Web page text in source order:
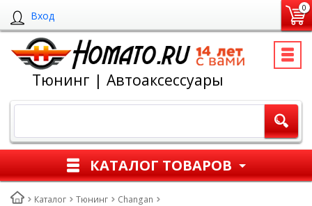
Вход
0
Тюнинг | Автоаксессуары
КАТАЛОГ ТОВАРОВ
Каталог Тюнинг
Changan